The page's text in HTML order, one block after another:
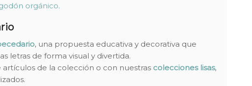
orgánico.
, una propuesta educativa y decorativa que
letras de forma visual y divertida.
de la colección o con nuestras colecciones lisas,